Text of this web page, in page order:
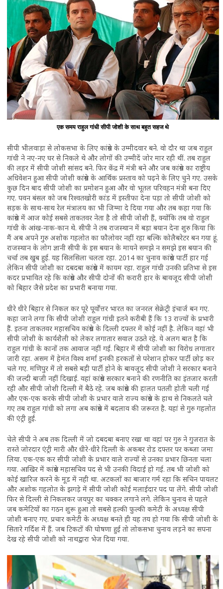
एक समय राहुल गांधी सीपी जोशी के साथ बहुत सहज थे
सीपी भीलवाड़ा से लोकसभा के लिए कांग्रेस के उम्मीदवार बने. वो दौर था जब राहुल
गांधी ने नए-नए घर से निकले थे और लोगों की उम्मीदें जोर मार रही थीं. तब राहुल
की लहर में सीपी जोशी सांसद बने. फिर केंद्र में मंत्री बने और जब कांग्रेस का राष्ट्रीय
अधिवेशन हुआ सीपी जोशी कांग्रेस के आर्थिक प्रस्ताव को पढ़ने के लिए चुने गए. उसके
कुछ दिन बाद सीपी जोशी का प्रमोशन हुआ और वो भूतल परिवहन मंत्री बना दिए
गए. पवन बंसल को जब रिश्वतखोरी कांड में इस्तीफा देना पड़ा तो सीपी जोशी को
सड़क के साथ-साथ रेल मंत्रालय का भी जिम्मा दे दिया गया और तब कहा गया कि
कांग्रेस में आज कोई सबसे ताकतवर नेता है तो सीपी जोशी हैं, क्योंकि तब वो राहुल
गांधी के आंख-नाक-कान थे. सीपी ने तब राजस्थान में बड़ा बयान देना शुरु किया कि
मैं अब अपने गुरु अशोक गहलोत का फौलोवर नहीं रहा बल्कि कोलैबरेटर बन गया हूं.
राजस्थान के लोग ज्ञानी सीपी के इस बयान के मायने समझे न समझे इस बयान की
चर्चा तब खुब हुई. यह सिलसिला चलता रहा. 2014 का चुनाव कांग्रेस पार्टी हार गई
लेकिन सीपी जोशी का दबदबा कांग्रेस में कायम रहा. राहुल गांधी उनकी प्रतिभा से इस
कदर प्रभावित रहे कि कांग्रेस और सीपी दोनों की करारी हार के बावजूद सीपी जोशी
को बिहार जैसे प्रदेश का प्रभारी बनाया गया.
धीरे धीरे बिहार से निकल कर पूरे पूर्वोत्तर भारत का जनरल सेक्रेट्री इंचार्ज बन गए.
कहा जाने लगा कि सीपी जोशी राहुल गांधी इतने करीबी हैं कि 13 राज्यों के प्रभारी
हैं. इतना ताकतवर महासचिव कांग्रेस के दिल्ली दफ्तर में कोई नहीं है. लेकिन वहां भी
सीपी जोशी के कार्यशैली को लेकर लगातार सवाल उठते रहे. ये अलग बात है कि
राहुल गांधी के कानों तक आवाज नहीं गई. बिहार में सीपी जोशी का विरोध लगातार
जारी रहा. असम में हेमंत विश्व शर्मा इनकी हरकतों से परेशान होकर पार्टी छोड़ कर
चले गए. मणिपुर में तो सबसे बड़ी पार्टी होने के बावजूद सीपी जोशी ने सरकार बनाने
की जल्दी बाजी नहीं दिखाई. वहां कांग्रेस सरकार बनाने की रणनीति का इंतजार करती
रही और सीपी जोशी दिल्ली में बैठे रहे. जब कांग्रेस की हालत पतली होती चली गई
और एक-एक करके सीपी जोशी के प्रभार वाले राज्य कांग्रेस के हाथ से निकलते चले
गए तब राहुल गांधी को लगा अब कांग्रेस में बदलाव की जरूरत है. यहां से गुरु गहलोत
की एंट्री हुई.
चेले सीपी ने अब तक दिल्ली में जो दबदबा बनाए रखा था वहां पर गुरु ने गुजरात के
रास्ते जोरदार एंट्री मारी और धीरे-धीरे दिल्ली के अकबर रोड दफ्तर पर कब्जा जमा
लिया. एक-एक कर सीपी जोशी के प्रभार वाले राज्यों से उनका प्रभार छिनता चला
गया. आखिर में कांग्रेस महासचिव पद से भी उनकी विदाई हो गई. तब भी जोशी को
कोई खारिज करने के मूड में नही था. अटकलों का बाजार गर्म रहा कि सचिन पायलट
और अशोक गहलोत के झगड़े में सीपी जोशी कोई मलाईदार पद पा लेंगे. सीपी जोशी
फिर से दिल्ली से निकलकर जयपुर का चक्कर लगाने लगे. लेकिन चुनाव से पहले
जब कमेटियों का गठन शुरू हुआ तो सबसे हल्की फुल्की कमेटी के अध्यक्ष सीपी
जोशी बनाए गए. प्रचार कमेटी के अध्यक्ष बनते ही यह तय हो गया कि सीपी जोशी के
सितारे गर्दिश में हैं. जब टिकटों की घोषणा हुई तो लोकसभा चुनाव लड़ने का सपना
देख रहे सीपी जोशी को नाथद्वारा भेज दिया गया.